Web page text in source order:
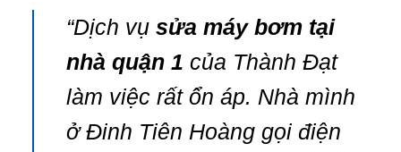
“Dịch vụ sửa máy bơm tại
nhà quận 1 của Thành Đạt
làm việc rất ổn áp. Nhà mình
ở Đinh Tiên Hoàng gọi điện